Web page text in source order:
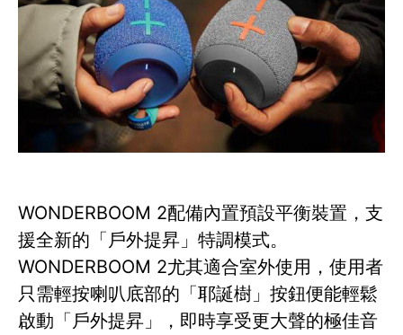
WONDERBOOM 2配備內置預設平衡裝置，支
援全新的「戶外提昇」特調模式。
WONDERBOOM 2尤其適合室外使用，使用者
只需輕按喇叭底部的「耶誕樹」按鈕便能輕鬆
啟動「戶外提昇」，即時享受更大聲的極佳音